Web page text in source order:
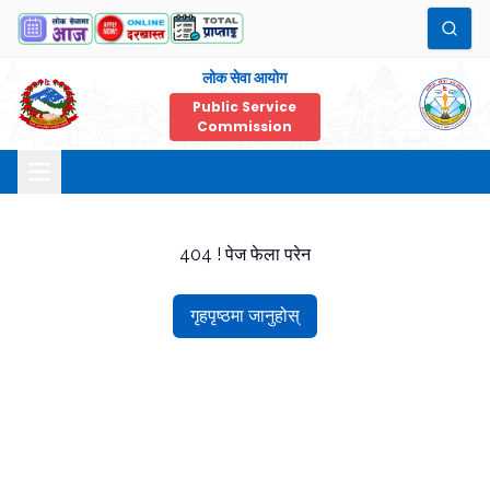
लोक सेवा आयोग
Public Service
Commission
404 ! पेज फेला परेन
गृहपृष्ठमा जानुहोस्